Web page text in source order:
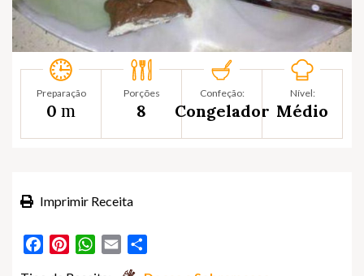
Preparação
0 m
Porções
8
Confeção:
Congelador
Nível:
Médio
Imprimir Receita
FacebookPinterestWhatsApp
Email